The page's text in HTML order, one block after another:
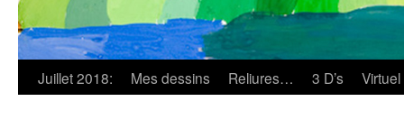
Juillet 2018: Mes dessins Reliures… 3 D’s Virtuel